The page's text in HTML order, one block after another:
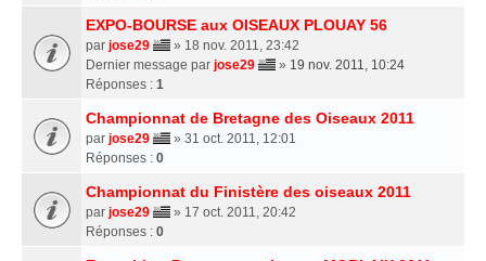
EXPO-BOURSE aux OISEAUX PLOUAY 56
par jose29
» 18 nov. 2011, 23:42
Dernier message par jose29 » 19 nov. 2011, 10:24
Réponses : 1
Championnat de Bretagne des Oiseaux 2011
par jose29
» 31 oct. 2011, 12:01
Réponses : 0
Championnat du Finistère des oiseaux 2011
par jose29
» 17 oct. 2011, 20:42
Réponses : 0